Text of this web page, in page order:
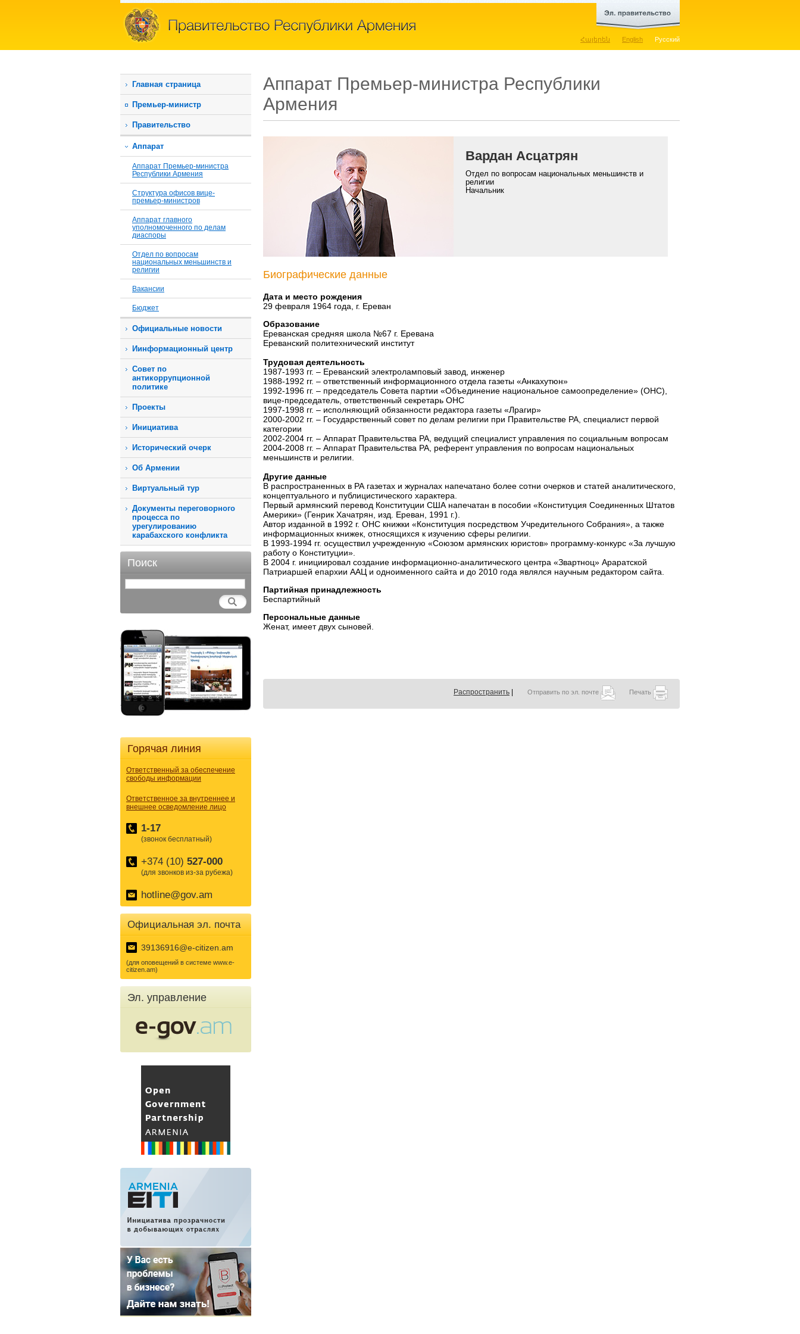
Հայերեն English Русский
Главная страница
Премьер-министр
Правительство
Аппарат
Аппарат Премьер-министра
Республики Армения
Структура офисов вице-
премьер-министров
Аппарат главного
уполномоченного по делам
диаспоры
Отдел по вопросам
национальных меньшинств и
религии
Вакансии
Бюджет
Официальные новости
Иинформационный центр
Совет по
антикоррупционной
политике
Проекты
Инициатива
Исторический очерк
Об Армении
Виртуальный тур
Документы переговорного
процесса по
урегулированию
карабахского конфликта
Поиск
Горячая линия
Ответственный за обеспечение
свободы информации
Ответственное за внутреннее и
внешнее осведомление лицо
1-17
(звонок бесплатный)
+374 (10) 527-000
(для звонков из-за рубежа)
hotline@gov.am
Официальная эл. почта
39136916@e-citizen.am
(для оповещений в системе www.e-
citizen.am)
Эл. управление
Аппарат Премьер-министра Республики
Армения
Вардан Асцатрян
Отдел по вопросам национальных меньшинств и
религии
Начальник
Биографические данные
Дата и место рождения
29 февраля 1964 года, г. Ереван
Образование
Ереванская средняя школа №67 г. Еревана
Ереванский политехнический институт
Трудовая деятельность
1987-1993 гг. – Ереванский электроламповый завод, инженер
1988-1992 гг. – ответственный информационного отдела газеты «Анкахутюн»
1992-1996 гг. – председатель Совета партии «Объединение национальное самоопределение» (ОНС),
вице-председатель, ответственный секретарь ОНС
1997-1998 гг. – исполняющий обязанности редактора газеты «Лрагир»
2000-2002 гг. – Государственный совет по делам религии при Правительстве РА, специалист первой
категории
2002-2004 гг. – Аппарат Правительства РА, ведущий специалист управления по социальным вопросам
2004-2008 гг. – Аппарат Правительства РА, референт управления по вопросам национальных
меньшинств и религии.
Другие данные
В распространенных в РА газетах и журналах напечатано более сотни очерков и статей аналитического,
концептуального и публицистического характера.
Первый армянский перевод Конституции США напечатан в пособии «Конституция Соединенных Штатов
Америки» (Генрик Хачатрян, изд. Ереван, 1991 г.).
Автор изданной в 1992 г. ОНС книжки «Конституция посредством Учредительного Собрания», а также
информационных книжек, относящихся к изучению сферы религии.
В 1993-1994 гг. осуществил учрежденную «Союзом армянских юристов» программу-конкурс «За лучшую
работу о Конституции».
В 2004 г. инициировал создание информационно-аналитического центра «Звартноц» Араратской
Патриаршей епархии ААЦ и одноименного сайта и до 2010 года являлся научным редактором сайта.
Партийная принадлежность
Беспартийный
Персональные данные
Женат, имеет двух сыновей.
Распространить Отправить по эл. почте Печать